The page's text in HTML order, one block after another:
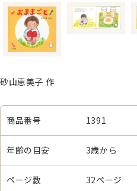
砂山恵美子 作
商品番号 1391
年齢の目安 3歳から
ページ数 32ページ